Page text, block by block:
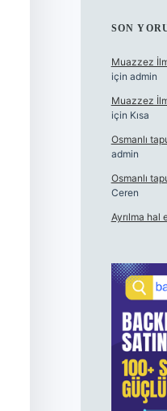
SON
Muazzez
için admin
Muazzez
için Kısa
Osmanlı
admin
Osmanlı
Ceren
Ayrılma hal